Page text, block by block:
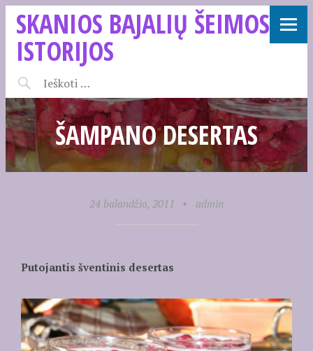
SKANIOS BAJALIŲ ŠEIMOS
ISTORIJOS
ŠAMPANO DESERTAS
24 balandžio, 2011 • admin
Putojantis šventinis desertas